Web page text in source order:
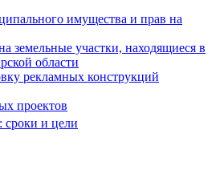
имущества и прав на
земельные участки, находящиеся в
области
рекламных конструкций
проектов
и цели